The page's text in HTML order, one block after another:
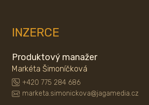
INZERCE
Produktový manažer
Markéta Šimoníčková
+420 775 284 686
marketa.simonickova@jagamedia.cz